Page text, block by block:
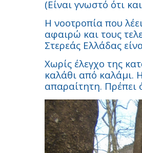
(Είναι γνωστό ότι
Η νοοτροπία που
αφαιρώ και τους
Στερεάς Ελλάδας
Χωρίς έλεγχο της
καλάθι από καλάμι.
απαραίτητη. Πρέπει